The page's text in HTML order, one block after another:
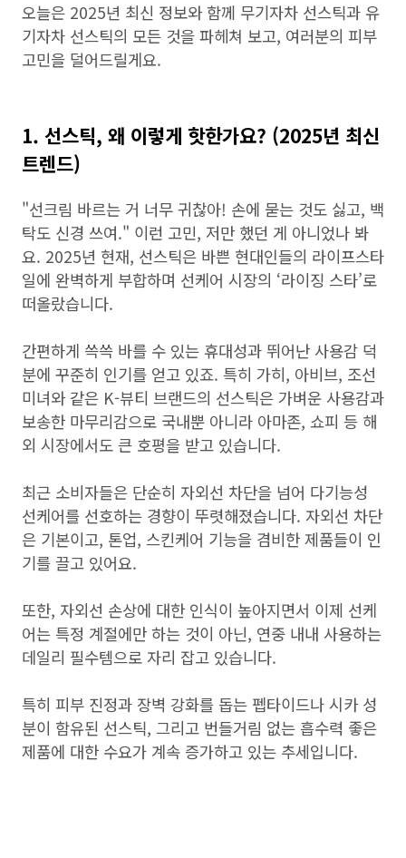
오늘은 2025년 최신 정보와 함께 무기자차 선스틱과 유
기자차 선스틱의 모든 것을 파헤쳐 보고, 여러분의 피부
고민을 덜어드릴게요.
1. 선스틱, 왜 이렇게 핫한가요? (2025년 최신
트렌드)
"선크림 바르는 거 너무 귀찮아! 손에 묻는 것도 싫고, 백
탁도 신경 쓰여." 이런 고민, 저만 했던 게 아니었나 봐
요. 2025년 현재, 선스틱은 바쁜 현대인들의 라이프스타
일에 완벽하게 부합하며 선케어 시장의 ‘라이징 스타’로
떠올랐습니다.
간편하게 쓱쓱 바를 수 있는 휴대성과 뛰어난 사용감 덕
분에 꾸준히 인기를 얻고 있죠. 특히 가히, 아비브, 조선
미녀와 같은 K-뷰티 브랜드의 선스틱은 가벼운 사용감과
보송한 마무리감으로 국내뿐 아니라 아마존, 쇼피 등 해
외 시장에서도 큰 호평을 받고 있습니다.
최근 소비자들은 단순히 자외선 차단을 넘어 다기능성
선케어를 선호하는 경향이 뚜렷해졌습니다. 자외선 차단
은 기본이고, 톤업, 스킨케어 기능을 겸비한 제품들이 인
기를 끌고 있어요.
또한, 자외선 손상에 대한 인식이 높아지면서 이제 선케
어는 특정 계절에만 하는 것이 아닌, 연중 내내 사용하는
데일리 필수템으로 자리 잡고 있습니다.
특히 피부 진정과 장벽 강화를 돕는 펩타이드나 시카 성
분이 함유된 선스틱, 그리고 번들거림 없는 흡수력 좋은
제품에 대한 수요가 계속 증가하고 있는 추세입니다.